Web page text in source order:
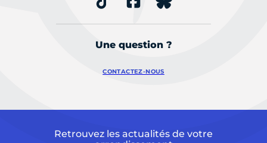
Une question ?
CONTACTEZ-NOUS
Retrouvez les actualités de votre